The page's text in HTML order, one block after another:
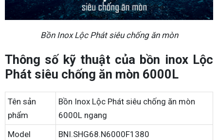
Bồn Inox Lộc Phát siêu chống ăn mòn
Thông số kỹ thuật của bồn inox Lộc
Phát siêu chống ăn mòn 6000L
Tên sản
phẩm
Bồn Inox Lộc Phát siêu chống ăn mòn
6000L ngang
Model
BNI.SHG68.N6000F1380